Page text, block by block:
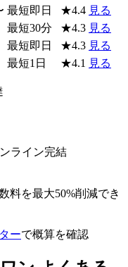
最短即日 ★4.4 見る
最短30分 ★4.3 見る
最短即日 ★4.3 見る
最短1日 ★4.1 見る
ライン完結
料を最大50%削減でき
ーで概算を確認